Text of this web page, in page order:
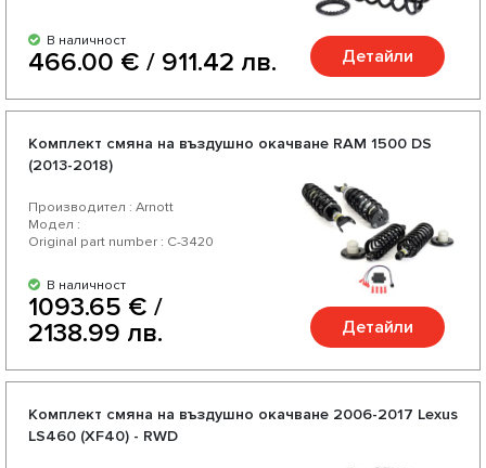
В наличност
466.00 € / 911.42 лв. Детайли
Комплект смяна на въздушно окачване RAM 1500 DS
(2013-2018)
Производител : Arnott
Модел :
Original part number : C-3420
В наличност
1093.65 € /
2138.99 лв.
Детайли
Комплект смяна на въздушно окачване 2006-2017 Lexus
LS460 (XF40) - RWD